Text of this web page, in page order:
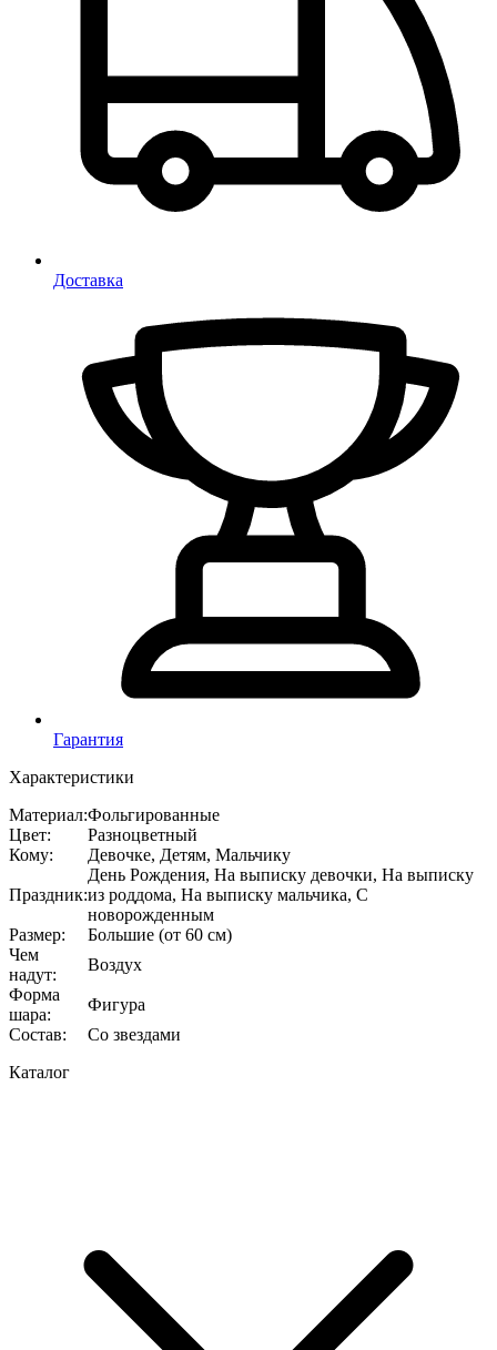
Доставка
Гарантия
Характеристики
Материал:Фольгированные
Цвет:
Разноцветный
Кому: Девочке, Детям, Мальчику
Праздник:
День Рождения, На выписку девочки, На выписку
из роддома, На выписку мальчика, С
новорожденным
Размер:
Большие (от 60 см)
Чем
надут:
Воздух
Форма
шара:
Фигура
Состав:
Со звездами
Каталог